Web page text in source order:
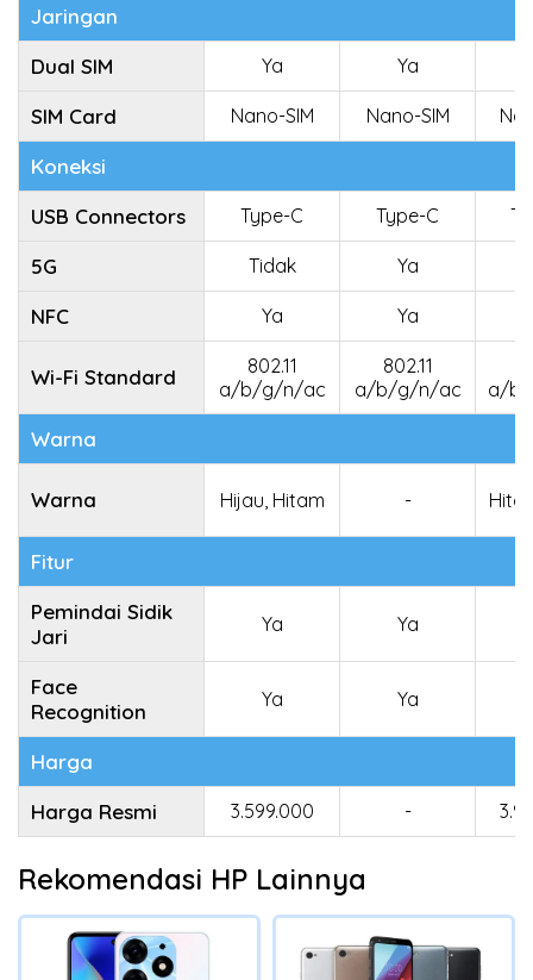
Jaringan
Dual SIM
Ya Ya
SIM Card Nano-SIM Nano-SIM
Koneksi
USB Connectors
Type-C Type-C
5G Tidak Ya
NFC Ya Ya
Wi-Fi Standard
802.11
a/b/g/n/ac
802.11
a/b/g/n/ac
a/
Warna
Warna Hijau, Hitam -
Fitur
Pemindai Sidik
Jari
Ya Ya
Face
Recognition
Ya Ya
Harga
Harga Resmi
3.599.000 -
Rekomendasi HP Lainnya